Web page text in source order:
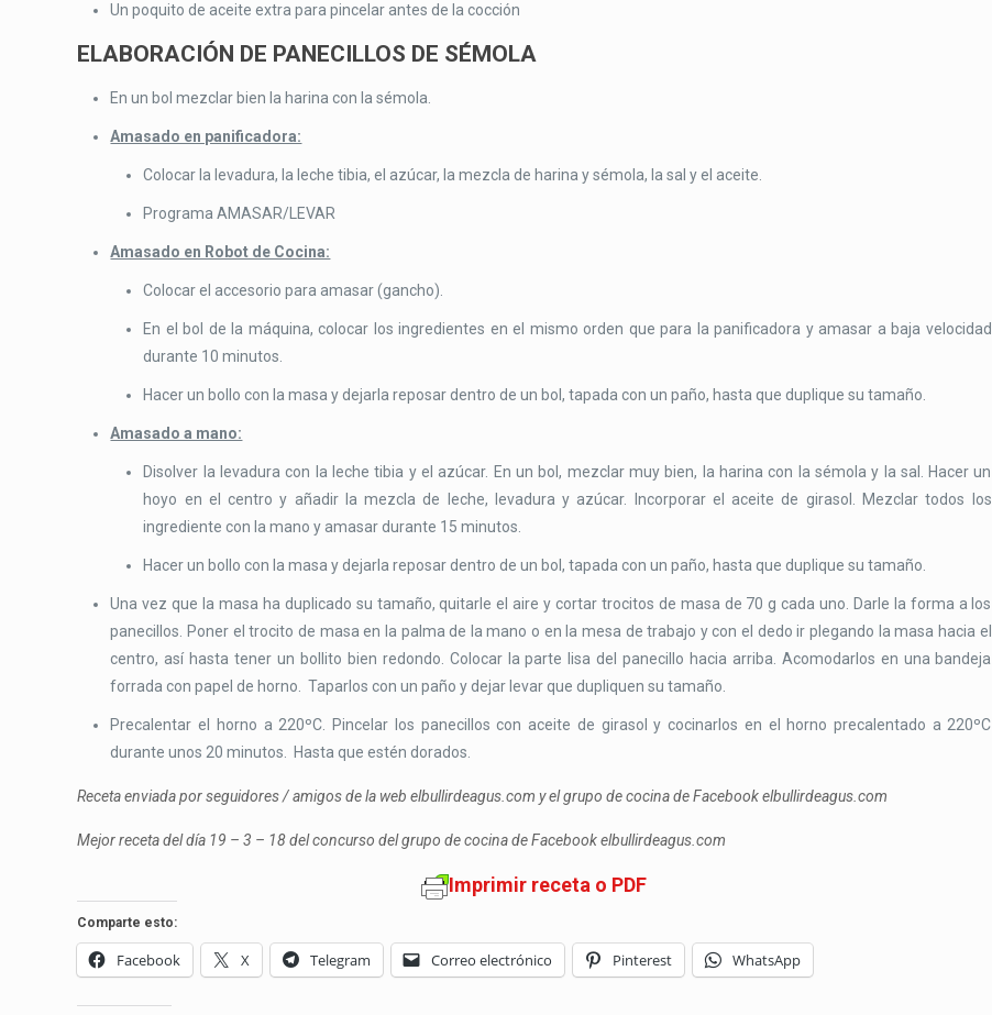
Un poquito de aceite extra para pincelar antes de la cocción
ELABORACIÓN DE PANECILLOS DE SÉMOLA
En un bol mezclar bien la harina con la sémola.
Amasado en panificadora:
Colocar la levadura, la leche tibia, el azúcar, la mezcla de harina y sémola, la sal y el aceite.
Programa AMASAR/LEVAR
Amasado en Robot de Cocina:
Colocar el accesorio para amasar (gancho).
En el bol de la máquina, colocar los ingredientes en el mismo orden que para la panificadora y amasar a baja velocidad
durante 10 minutos.
Hacer un bollo con la masa y dejarla reposar dentro de un bol, tapada con un paño, hasta que duplique su tamaño.
Amasado a mano:
Disolver la levadura con la leche tibia y el azúcar. En un bol, mezclar muy bien, la harina con la sémola y la sal. Hacer un
hoyo en el centro y añadir la mezcla de leche, levadura y azúcar. Incorporar el aceite de girasol. Mezclar todos los
ingrediente con la mano y amasar durante 15 minutos.
Hacer un bollo con la masa y dejarla reposar dentro de un bol, tapada con un paño, hasta que duplique su tamaño.
Una vez que la masa ha duplicado su tamaño, quitarle el aire y cortar trocitos de masa de 70 g cada uno. Darle la forma a los
panecillos. Poner el trocito de masa en la palma de la mano o en la mesa de trabajo y con el dedo ir plegando la masa hacia el
centro, así hasta tener un bollito bien redondo. Colocar la parte lisa del panecillo hacia arriba. Acomodarlos en una bandeja
forrada con papel de horno. Taparlos con un paño y dejar levar que dupliquen su tamaño.
Precalentar el horno a 220ºC. Pincelar los panecillos con aceite de girasol y cocinarlos en el horno precalentado a 220ºC
durante unos 20 minutos. Hasta que estén dorados.
Receta enviada por seguidores / amigos de la web elbullirdeagus.com y el grupo de cocina de Facebook elbullirdeagus.com
Mejor receta del día 19 – 3 – 18 del concurso del grupo de cocina de Facebook elbullirdeagus.com
Imprimir receta o PDF
Comparte esto:
Facebook X Telegram Correo electrónico Pinterest WhatsApp